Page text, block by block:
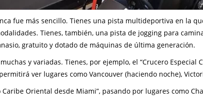
fue más sencillo. Tienes una pista multideportiva en la
Tienes, también, una pista de jogging para
gratuito y dotado de máquinas de última generación.
y variadas. Tienes, por ejemplo, el “Crucero Especial
ver lugares como Vancouver (haciendo noche),
Oriental desde Miami”, pasando por lugares como